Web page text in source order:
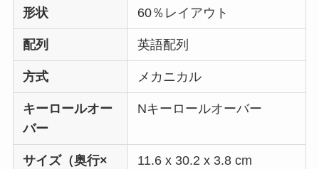
形状 60％レイアウト
配列 英語配列
方式 メカニカル
キーロールオー
バー
Nキーロールオーバー
サイズ（奥行×
11.6 x 30.2 x 3.8 cm